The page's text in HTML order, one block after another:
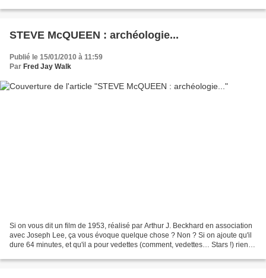
STEVE McQUEEN : archéologie...
Publié le 15/01/2010 à 11:59
Par Fred Jay Walk
Si on vous dit un film de 1953, réalisé par Arthur J. Beckhard en association
avec Joseph Lee, ça vous évoque quelque chose ? Non ? Si on ajoute qu'il
dure 64 minutes, et qu'il a pour vedettes (comment, vedettes… Stars !) rien